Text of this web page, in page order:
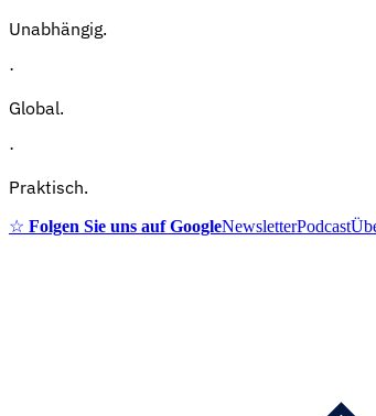
Unabhängig.
·
Global.
·
Praktisch.
☆ Folgen Sie uns auf GoogleNewsletterPodcast